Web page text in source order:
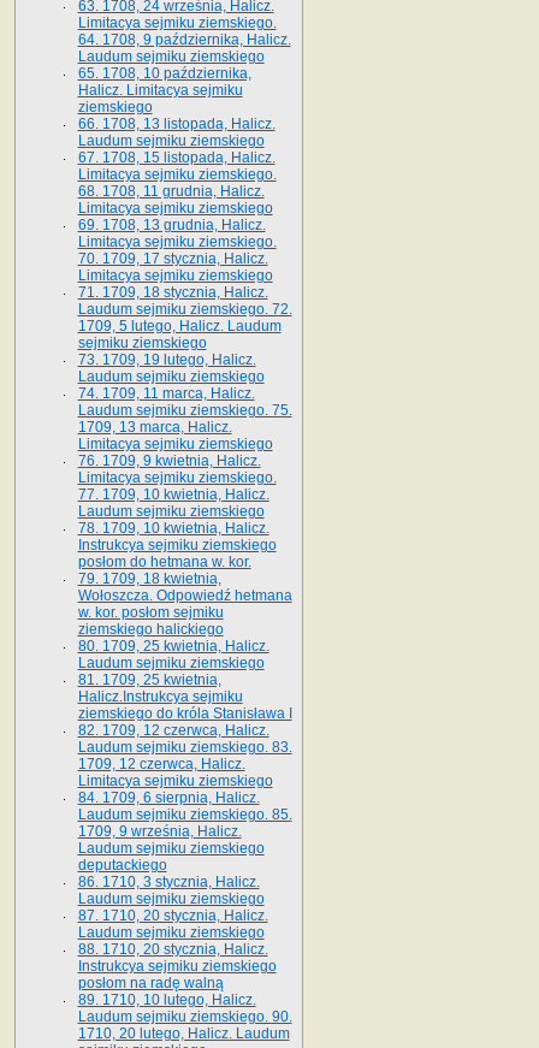
63. 1708, 24 września, Halicz.
Limitacya sejmiku ziemskiego.
64. 1708, 9 października, Halicz.
Laudum sejmiku ziemskiego
65­. 1708, 10 października,
Halicz. Limitacya sejmiku
ziemskiego
66. 1708, 13 listopada, Halicz.
Laudum sejmiku ziemskiego
67. 1708, 15 listopada, Halicz.
Limitacya sejmiku ziemskiego.
68. 1708, 11 grudnia, Halicz.
Limitacya sejmiku ziemskiego
69. 1708, 13 grudnia, Halicz.
Limitacya sejmiku ziemskiego.
70. 1709, 17 stycznia, Halicz.
Limitacya sejmiku ziemskiego
71. 1709, 18 stycznia, Halicz.
Laudum sejmiku ziemskiego. 72.
1709, 5 lutego, Halicz. Laudum
sejmiku ziemskiego
73. 1709, 19 lutego, Halicz.
Laudum sejmiku ziemskiego
74. 1709, 11 marca, Halicz.
Laudum sejmiku ziemskiego. 75.
1709, 13 marca, Halicz.
Limitacya sejmiku ziemskiego
76. 1709, 9 kwietnia, Halicz.
Limitacya sejmiku ziemskiego.
77. 1709, 10 kwietnia, Halicz.
Laudum sejmiku ziemskiego
78. 1709, 10 kwietnia, Halicz.
Instrukcya sejmiku ziemskiego
posłom do hetmana w. kor.
79. 1709, 18 kwietnia,
Wołoszcza. Odpowiedź hetmana
w. kor. posłom sejmiku
ziemskiego halickiego
80. 1709, 25 kwietnia, Halicz.
Laudum sejmiku ziemskiego
81. 1709, 25 kwietnia,
Halicz.Instrukcya sejmiku
ziemskiego do króla Stanisława I
82. 1709, 12 czerwca, Halicz.
Laudum sejmiku ziemskiego. 83.
1709, 12 czerwca, Halicz.
Limitacya sejmiku ziemskiego
84. 1709, 6 sierpnia, Halicz.
Laudum sejmiku ziemskiego. 85.
1709, 9 września, Halicz.
Laudum sejmiku ziemskiego
deputackiego
86. 1710, 3 stycznia, Halicz.
Laudum sejmiku ziemskiego
87. 1710, 20 stycznia, Halicz.
Laudum sejmiku ziemskiego
88. 1710, 20 stycznia, Halicz.
Instrukcya sejmiku ziemskiego
posłom na radę walną
89. 1710, 10 lutego, Halicz.
Laudum sejmiku ziemskiego. 90.
1710, 20 lutego, Halicz. Laudum